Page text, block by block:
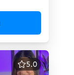
5.0